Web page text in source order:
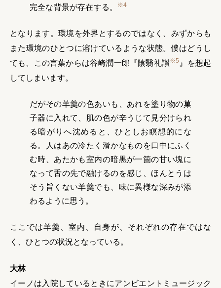
完全な背景が存在する。
※4
となります。環境を外界とするのではなく、みずからも
また環境のひとつに溶けているような状態。僕はどうし
ても、この言葉からは谷崎潤一郎『陰翳礼讃※5 』を想起
してしまいます。
だがその羊羹の色あいも、あれを塗り物の菓
子器に入れて、肌の色が辛うじて見分けられ
る暗がりへ沈めると、ひとしお瞑想的にな
る。人はあの冷たく滑かなものを口中にふく
む時、あたかも室内の暗黒が一箇の甘い塊に
なって舌の先で融けるのを感じ、ほんとうは
そう旨くない羊羹でも、味に異様な深みが添
わるように思う。
ここでは羊羹、室内、自身が、それぞれの存在ではな
く、ひとつの状況となっている。
大林
イーノは入院しているときにアンビエントミュージック